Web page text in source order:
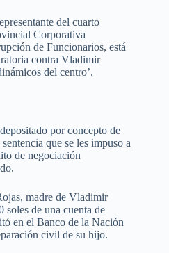
del cuarto
Corporativa
de Funcionarios, está
contra Vladimir
del centro’.
por concepto de
que se les impuso a
de negociación
madre de Vladimir
de una cuenta de
en el Banco de la Nación
civil de su hijo.